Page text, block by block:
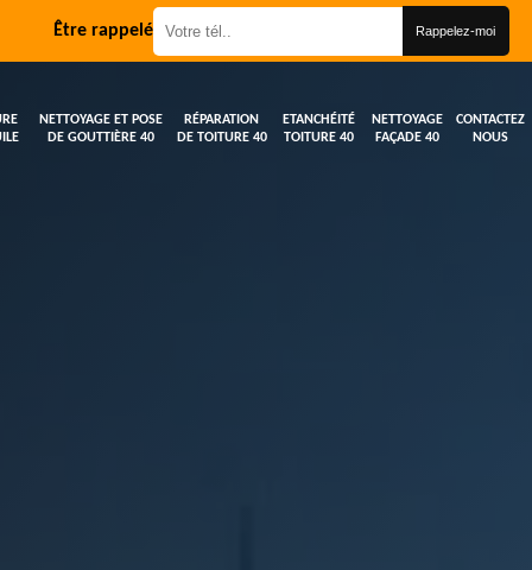
Être rappelé
NETTOYAGE ET POSE
DE GOUTTIÈRE 40
RÉPARATION
DE TOITURE 40
ETANCHÉITÉ
TOITURE 40
NETTOYAGE
FAÇADE 40
CONTACTEZ
NOUS